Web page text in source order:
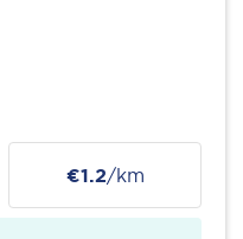
€1.2/km